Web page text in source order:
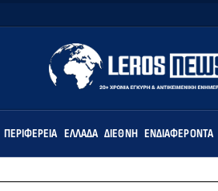
ΠΕΡΙΦΈΡΕΙΑ ΕΛΛΆΔΑ ΔΙΕΘΝΉ ΕΝΔΙΑΦΈΡΟΝΤΑ